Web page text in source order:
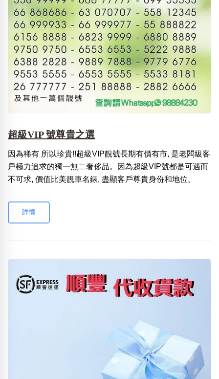
超級VIP 號尊貴之選
因為稀有 所以珍貴!!超級VIP靚號長期有價有市, 是老闆級客
戶極力追求的獨一無二奢侈品。因為超級VIP號都是可遇而
不可求, 價值比美靚車名錶, 盡顯客戶尊貴身份和地位。
詳情